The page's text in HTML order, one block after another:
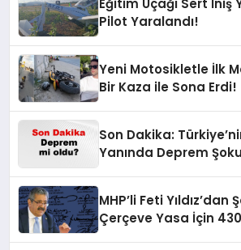
Eğitim Uçağı Sert İniş
Pilot Yaralandı!
Yeni Motosikletle İlk
Bir Kaza ile Sona Erdi!
Son Dakika:
Yanında Deprem
MHP’li Feti Yıldız’dan
Çerçeve Yasa İçin